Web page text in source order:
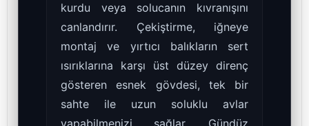
kurdu veya solucanın kıvranışını
canlandırır. Çekiştirme, iğneye
montaj ve yırtıcı balıkların sert
ısırıklarına karşı üst düzey direnç
gösteren esnek gövdesi, tek bir
sahte ile uzun soluklu avlar